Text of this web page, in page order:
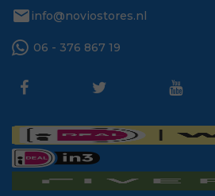
mail info@noviostores.nl
06 - 376 867 19